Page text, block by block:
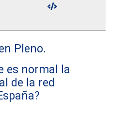
Pleno.
es normal la
de la red